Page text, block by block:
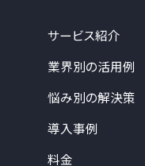
サービス紹介
業界別の活用例
悩み別の解決策
導入事例
料金